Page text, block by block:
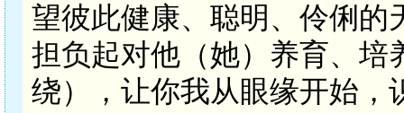
望彼此健康、聪明、伶俐的
担负起对他（她）养育、培
绕），让你我从眼缘开始，